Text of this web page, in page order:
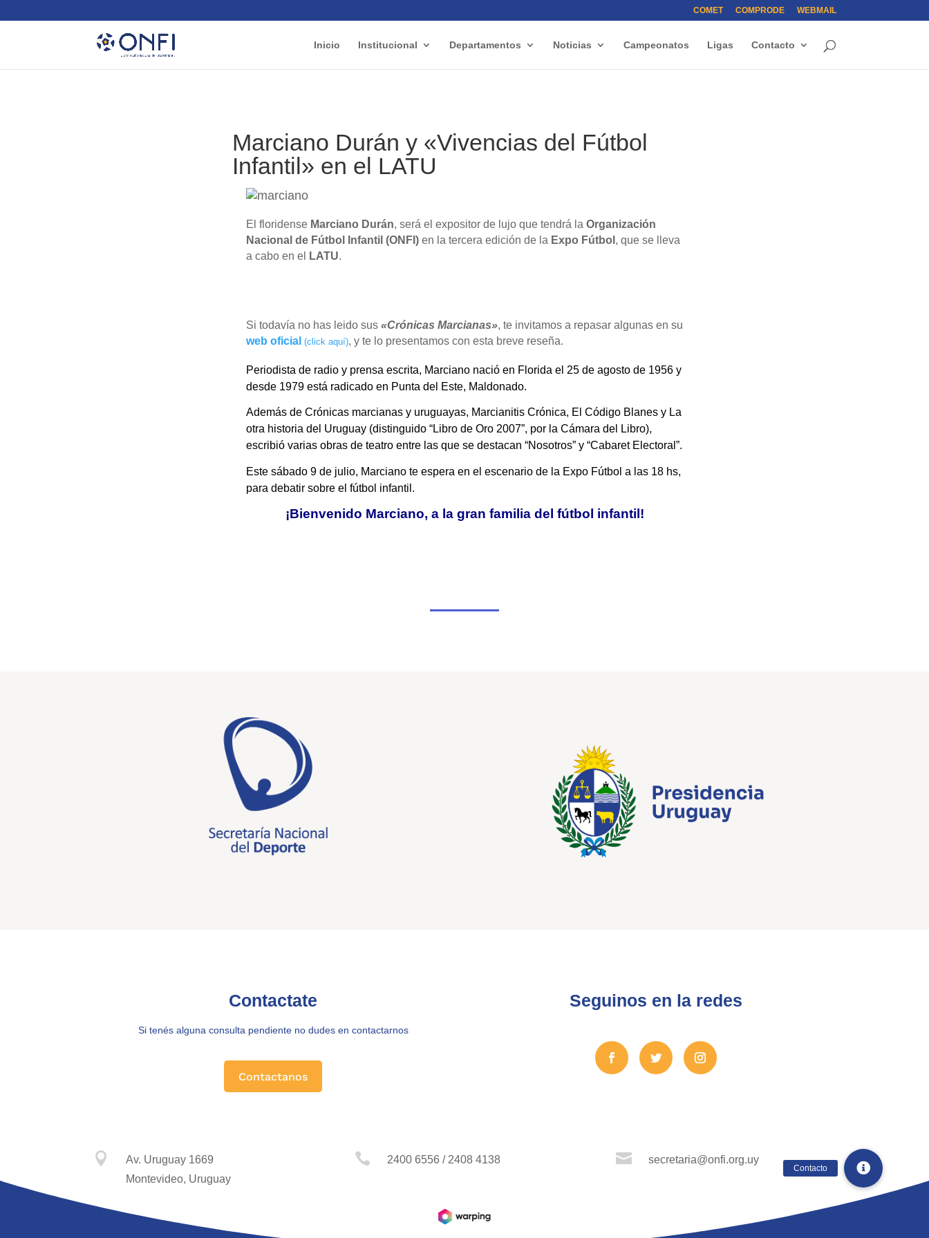
COMET COMPRODE WEBMAIL
Inicio Institucional Departamentos Noticias Campeonatos Ligas Contacto
Marciano Durán y «Vivencias del Fútbol
Infantil» en el LATU
El floridense Marciano Durán, será el expositor de lujo que tendrá la Organización
Nacional de Fútbol Infantil (ONFI) en la tercera edición de la Expo Fútbol , que se lleva
a cabo en el
LATU.
Si todavía no has leido sus «Crónicas Marcianas», te invitamos a repasar algunas en su
web oficial (click aquí), y te lo presentamos con esta breve reseña.
Periodista de radio y prensa escrita, Marciano nació en Florida el 25 de agosto de 1956 y
desde 1979 está radicado en Punta del Este, Maldonado.
Además de Crónicas marcianas y uruguayas, Marcianitis Crónica, El Código Blanes y La
otra historia del Uruguay (distinguido “Libro de Oro 2007”, por la Cámara del Libro),
escribió varias obras de teatro entre las que se destacan “Nosotros” y “Cabaret Electoral”.
Este sábado 9 de julio, Marciano te espera en el escenario de la Expo Fútbol a las 18 hs,
para debatir sobre el fútbol infantil.
¡Bienvenido Marciano, a la gran familia del fútbol infantil!
Contactate
Si tenés alguna consulta pendiente no dudes en contactarnos
Contactanos
Seguinos en la redes

Av. Uruguay 1669
Montevideo, Uruguay
 2400 6556 / 2408 4138  secretaria@onfi.org.uy